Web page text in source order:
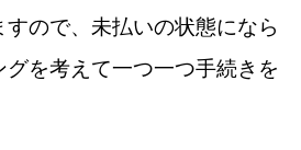
ので、未払いの状態になら
を考えて一つ一つ手続きを